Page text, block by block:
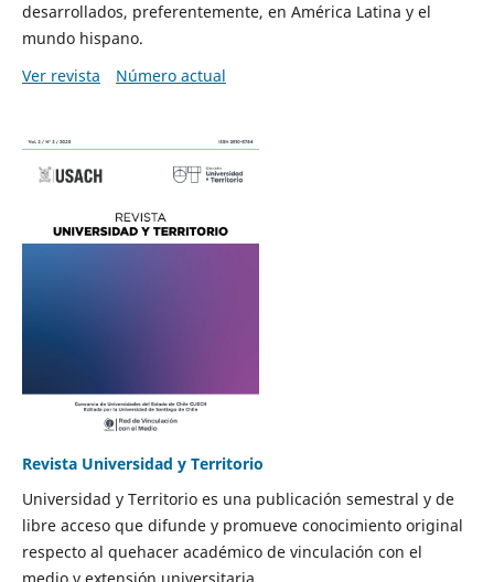
desarrollados, preferentemente, en América Latina y el
mundo hispano.
Ver revista
Número actual
Revista Universidad y Territorio
Universidad y Territorio es una publicación semestral y de
libre acceso que difunde y promueve conocimiento original
respecto al quehacer académico de vinculación con el